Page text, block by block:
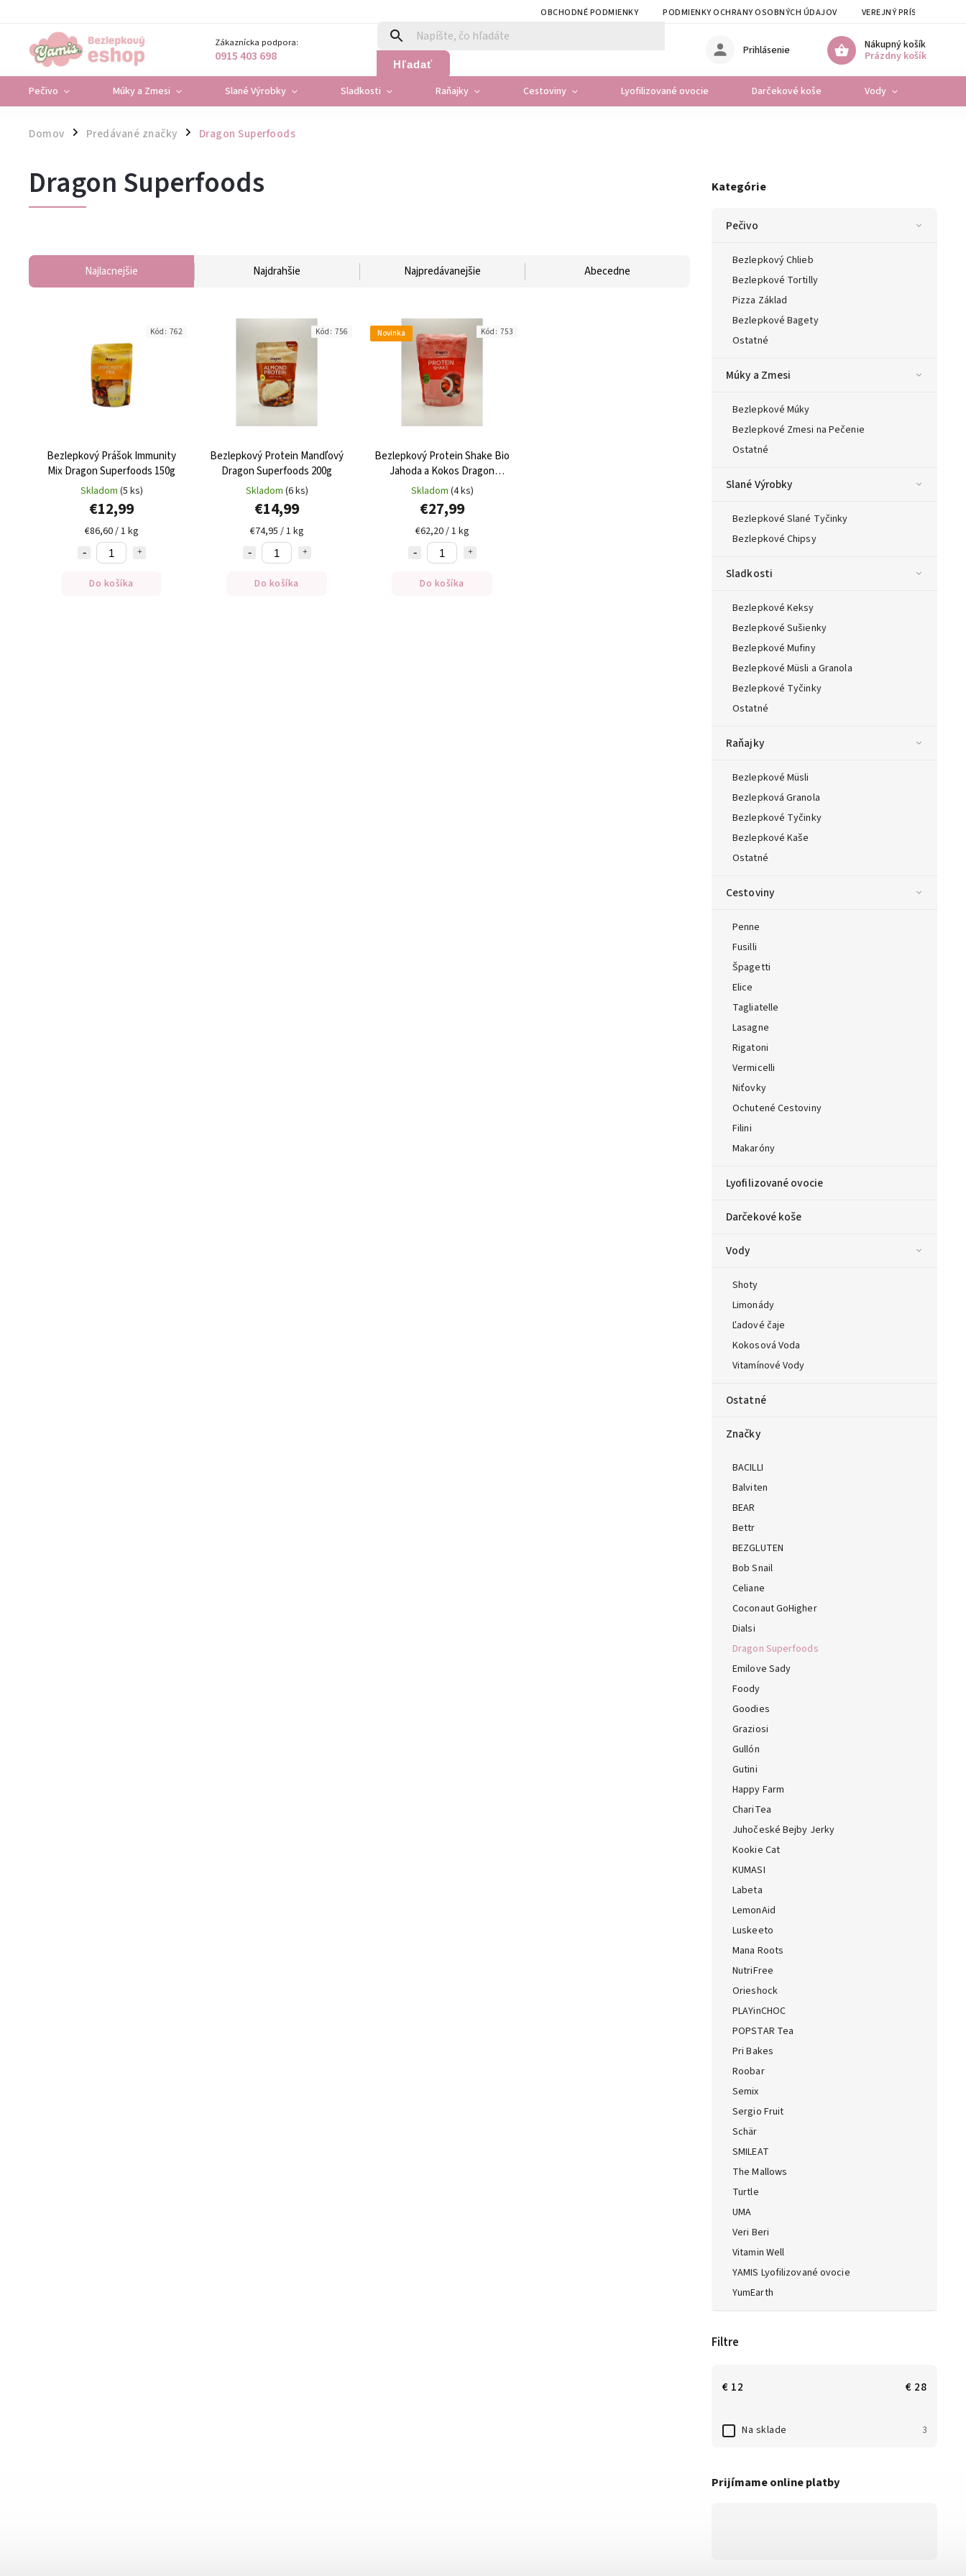
OBCHODNÉ PODMIENKY PODMIENKY OCHRANY OSOBNÝCH ÚDAJOV VEREJNÝ PRÍSLUB VSZP
Zákaznícka podpora:
0915 403 698 Hľadať
Nákupný košík
Prázdny košík
Prihlásenie
Pečivo Múky a Zmesi Slané Výrobky Sladkosti Raňajky Cestoviny Lyofilizované ovocie Darčekové koše Vody
Domov / Predávané značky / Dragon Superfoods
Kategórie
Pečivo
Bezlepkový Chlieb
Bezlepkové Tortilly
Pizza Základ
Bezlepkové Bagety
Ostatné
Múky a Zmesi
Bezlepkové Múky
Bezlepkové Zmesi na Pečenie
Ostatné
Slané Výrobky
Bezlepkové Slané Tyčinky
Bezlepkové Chipsy
Sladkosti
Bezlepkové Keksy
Bezlepkové Sušienky
Bezlepkové Mufiny
Bezlepkové Müsli a Granola
Bezlepkové Tyčinky
Ostatné
Raňajky
Bezlepkové Müsli
Bezlepková Granola
Bezlepkové Tyčinky
Bezlepkové Kaše
Ostatné
Cestoviny
Penne
Fusilli
Špagetti
Elice
Tagliatelle
Lasagne
Rigatoni
Vermicelli
Niťovky
Ochutené Cestoviny
Filini
Makaróny
Lyofilizované ovocie
Darčekové koše
Vody
Shoty
Limonády
Ľadové čaje
Kokosová Voda
Vitamínové Vody
Ostatné
Značky
BACILLI
Balviten
BEAR
Bettr
BEZGLUTEN
Bob Snail
Celiane
Coconaut GoHigher
Dialsi
Dragon Superfoods
Emilove Sady
Foody
Goodies
Graziosi
Gullón
Gutini
Happy Farm
ChariTea
Juhočeské Bejby Jerky
Kookie Cat
KUMASI
Labeta
LemonAid
Luskeeto
Mana Roots
NutriFree
Orieshock
PLAYinCHOC
POPSTAR Tea
Pri Bakes
Roobar
Semix
Sergio Fruit
Schär
SMILEAT
The Mallows
Turtle
UMA
Veri Beri
Vitamin Well
YAMIS Lyofilizované ovocie
YumEarth
Filtre
€ 12 € 28
Na sklade 3
Prijímame online platby
Dragon Superfoods
Najlacnejšie Najdrahšie Najpredávanejšie Abecedne
Bezlepkový Prášok Immunity
Mix Dragon Superfoods 150g
Skladom (5 ks)
€12,99
€86,60 / 1 kg
Do košíka
Kód: 762
Bezlepkový Protein Mandľový
Dragon Superfoods 200g
Skladom (6 ks)
€14,99
€74,95 / 1 kg
Do košíka
Kód: 756 Novinka
Bezlepkový Protein Shake Bio
Jahoda a Kokos Dragon
Superfoods 450g
Skladom (4 ks)
€27,99
€62,20 / 1 kg
Do košíka
Kód: 753